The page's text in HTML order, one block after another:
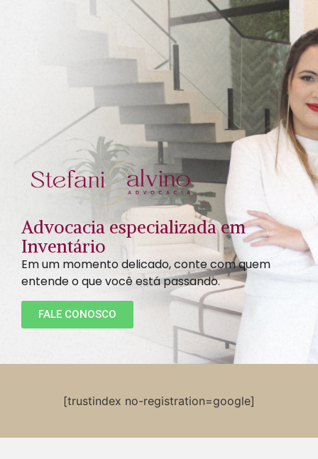
Advocacia especializada em
Inventário
Em um momento delicado, conte com quem
entende o que você está passando.
FALE CONOSCO
[trustindex no-registration=google]